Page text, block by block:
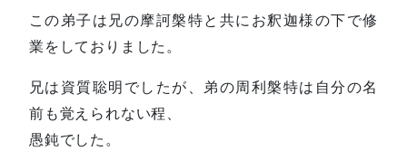
この弟子は兄の摩訶槃特と共にお釈迦様の下で修
業をしておりました。
兄は資質聡明でしたが、弟の周利槃特は自分の名
前も覚えられない程、
愚鈍でした。